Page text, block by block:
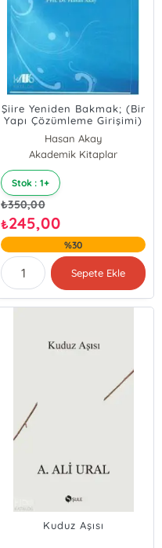
Şiire Yeniden Bakmak; (Bir
Yapı Çözümleme Girişimi)
Hasan Akay
Akademik Kitaplar
Stok : 1+
₺350,00
₺245,00
%30
Sepete Ekle
Kuduz Aşısı